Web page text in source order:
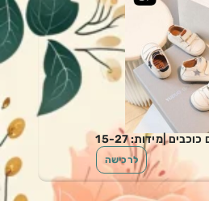
|מידות: 15-27
לרכישה